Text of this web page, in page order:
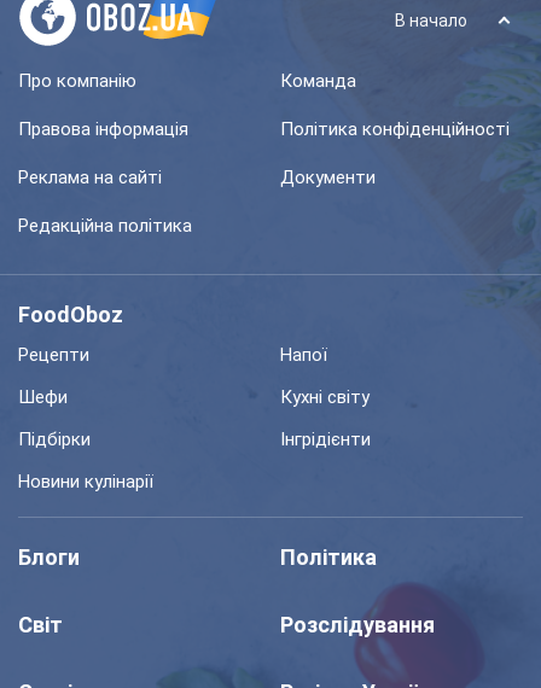
В начало
Про компанію Команда
Правова інформація Політика конфіденційності
Реклама на сайті Документи
Редакційна політика
FoodOboz
Рецепти
Напої
Шефи
Кухні світу
Підбірки
Інгрідієнти
Новини кулінарії
Блоги Політика
Світ Розслідування